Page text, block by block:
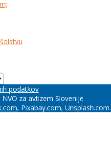
podatkov
za avtizem Slovenije
, Pixabay.com, Unsplash.com.